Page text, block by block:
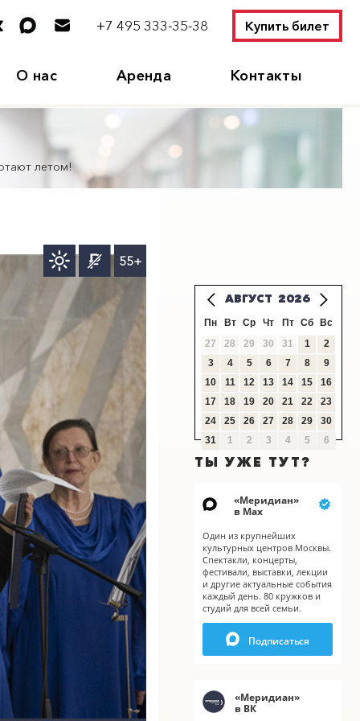
+7 495 333-35-38 Купить билет
О нас Аренда Контакты
летом!
55+
АВГУСТ 2026
Пн Вт Ср Чт Пт Сб
Вс
27
28 29 30 31 1
2
3
4 5 6 7 8
9
10
11 12 13 14 15
16
17
18 19 20 21 22
23
24
25 26 27 28 29
30
31
1 2 3 4 5 6
ТЫ УЖЕ ТУТ?
«Меридиан»
в Мах
Один из крупнейших
культурных центров Москвы.
Спектакли, концерты,
фестивали, выставки, лекции
и другие актуальные события
каждый день. 80 кружков и
студий для всей семьи.
Подписаться
«Меридиан»
в ВК